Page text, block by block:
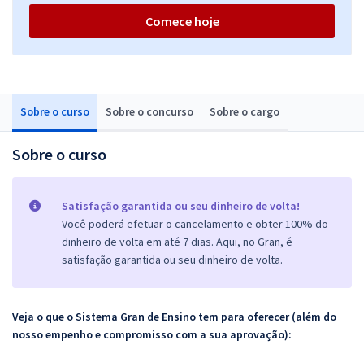
Sobre o curso Sobre o concurso Sobre o cargo
Sobre o curso
Satisfação garantida ou seu dinheiro de volta!
Você poderá efetuar o cancelamento e obter 100% do
dinheiro de volta em até 7 dias. Aqui, no Gran, é
satisfação garantida ou seu dinheiro de volta.
Veja o que o Sistema Gran de Ensino tem para oferecer (além do
nosso empenho e compromisso com a sua aprovação):
Comece hoje